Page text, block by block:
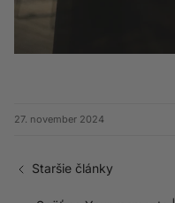
27. november 2024
Staršie články